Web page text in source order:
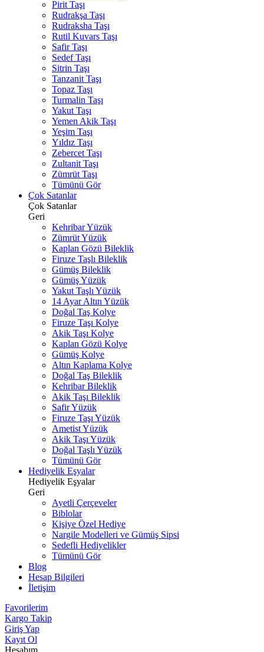
Pirit Taşı
Rudrakşa Taşı
Rudraksha Taşı
Rutil Kuvars Taşı
Safir Taşı
Sedef Taşı
Sitrin Taşı
Tanzanit Taşı
Topaz Taşı
Turmalin Taşı
Yakut Taşı
Yemen Akik Taşı
Yeşim Taşı
Yıldız Taşı
Zebercet Taşı
Zultanit Taşı
Zümrüt Taşı
Tümünü Gör
Çok Satanlar
Çok Satanlar
Geri
Kehribar Yüzük
Zümrüt Yüzük
Kaplan Gözü Bileklik
Firuze Taşlı Bileklik
Gümüş Bileklik
Gümüş Yüzük
Yakut Taşlı Yüzük
14 Ayar Altın Yüzük
Doğal Taş Kolye
Firuze Taşı Kolye
Akik Taşı Kolye
Kaplan Gözü Kolye
Gümüş Kolye
Altın Kaplama Kolye
Doğal Taş Bileklik
Kehribar Bileklik
Akik Taşı Bileklik
Safir Yüzük
Firuze Taşı Yüzük
Ametist Yüzük
Akik Taşı Yüzük
Doğal Taşlı Yüzük
Tümünü Gör
Hediyelik Eşyalar
Hediyelik Eşyalar
Geri
Ayetli Çerçeveler
Biblolar
Kişiye Özel Hediye
Nargile Modelleri ve Gümüş Sipsi
Sedefli Hediyelikler
Tümünü Gör
Blog
Hesap Bilgileri
İletişim
Favorilerim
Kargo Takip
Giriş Yap
Kayıt Ol
Hesabım